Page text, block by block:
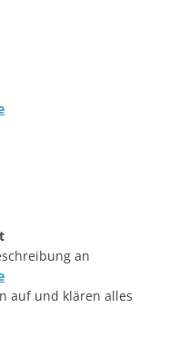
an
auf und klären alles